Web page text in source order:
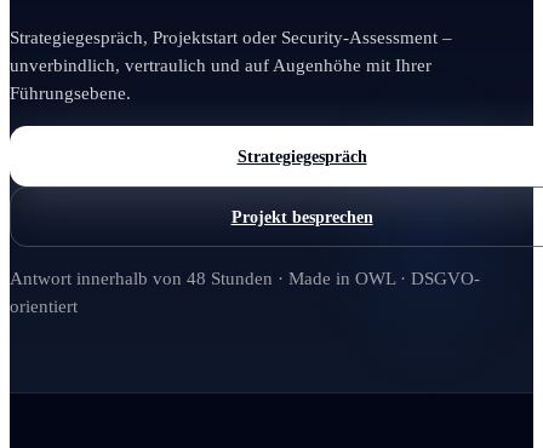
Strategiegespräch, Projektstart oder Security-Assessment –
unverbindlich, vertraulich und auf Augenhöhe mit Ihrer
Führungsebene.
Strategiegespräch
Projekt besprechen
Antwort innerhalb von 48 Stunden · Made in OWL · DSGVO-
orientiert